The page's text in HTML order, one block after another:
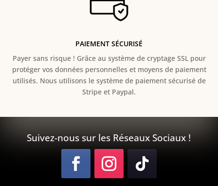
PAIEMENT SÉCURISÉ
Payer sans risque ! Grâce au système de cryptage SSL pour
protéger vos données personnelles et moyens de paiement
utilisés. Nous utilisons le système de paiement sécurisé de
Stripe et Paypal.
Suivez-nous sur les Réseaux Sociaux !